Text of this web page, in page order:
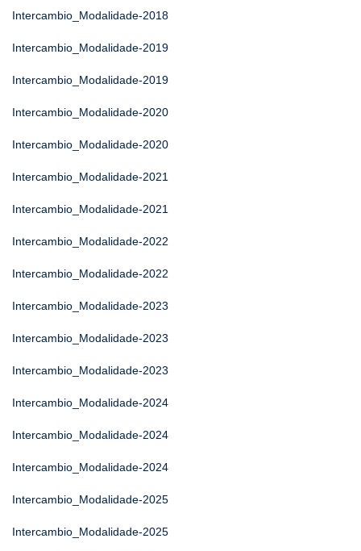
Intercambio_Modalidade-2018
Intercambio_Modalidade-2019
Intercambio_Modalidade-2019
Intercambio_Modalidade-2020
Intercambio_Modalidade-2020
Intercambio_Modalidade-2021
Intercambio_Modalidade-2021
Intercambio_Modalidade-2022
Intercambio_Modalidade-2022
Intercambio_Modalidade-2023
Intercambio_Modalidade-2023
Intercambio_Modalidade-2023
Intercambio_Modalidade-2024
Intercambio_Modalidade-2024
Intercambio_Modalidade-2024
Intercambio_Modalidade-2025
Intercambio_Modalidade-2025